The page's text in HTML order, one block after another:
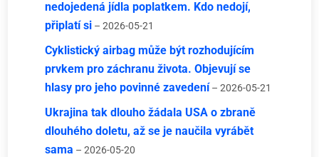
nedojedená jídla poplatkem. Kdo nedojí,
připlatí si – 2026-05-21
Cyklistický airbag může být rozhodujícím
prvkem pro záchranu života. Objevují se
hlasy pro jeho povinné zavedení – 2026-05-21
Ukrajina tak dlouho žádala USA o zbraně
dlouhého doletu, až se je naučila vyrábět
sama – 2026-05-20